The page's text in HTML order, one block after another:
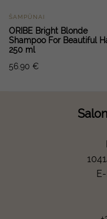
ŠAMPŪNAI
ORIBE Bright Blonde
Shampoo For Beautiful
250 ml
56.90 €